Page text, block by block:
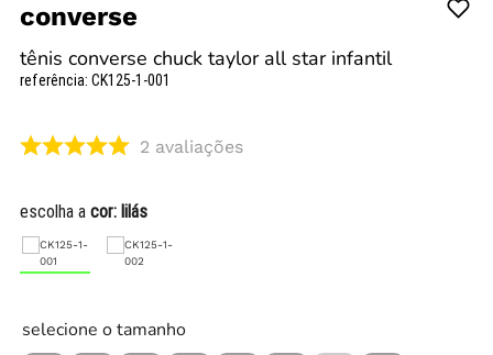
converse
tênis converse chuck taylor all star infantil
referência: CK125-1-001
2 avaliações
escolha a cor: lilás
selecione o tamanho